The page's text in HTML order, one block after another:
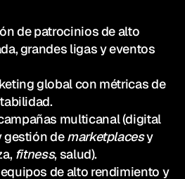
de patrocinios de alto
grandes ligas y eventos
global con métricas de
multicanal (digital
gestión de marketplaces y
fitness, salud).
de alto rendimiento y